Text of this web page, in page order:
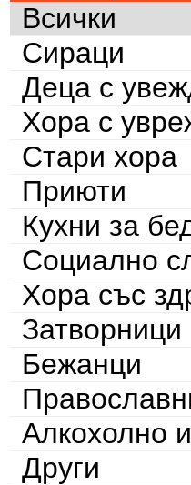
Всички
Сираци
Деца с
Хора с
Стари хора
Приюти
Кухни за
Социално
Хора със
Затворници
Бежанци
Алкохолно
Други